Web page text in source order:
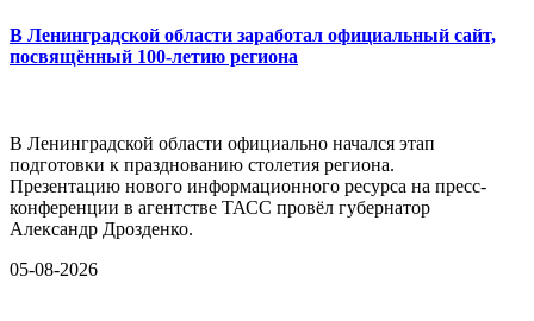
В Ленинградской области заработал официальный сайт,
посвящённый 100-летию региона
В Ленинградской области официально начался этап
подготовки к празднованию столетия региона.
Презентацию нового информационного ресурса на пресс-
конференции в агентстве ТАСС провёл губернатор
Александр Дрозденко.
05-08-2026